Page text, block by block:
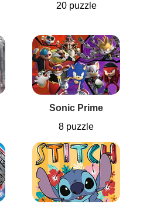
20 puzzle
Sonic Prime
8 puzzle